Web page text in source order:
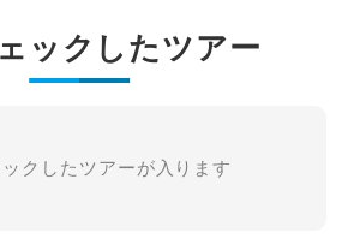
ックしたツアー
クしたツアーが入ります